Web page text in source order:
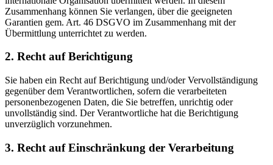
Zusammenhang können Sie verlangen, über die geeigneten
Garantien gem. Art. 46 DSGVO im Zusammenhang mit der
Übermittlung unterrichtet zu werden.
2. Recht auf Berichtigung
Sie haben ein Recht auf Berichtigung und/oder Vervollständigung
gegenüber dem Verantwortlichen, sofern die verarbeiteten
personenbezogenen Daten, die Sie betreffen, unrichtig oder
unvollständig sind. Der Verantwortliche hat die Berichtigung
unverzüglich vorzunehmen.
3. Recht auf Einschränkung der Verarbeitung